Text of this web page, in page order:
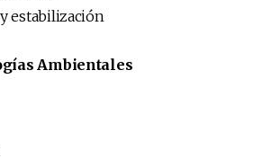
estabilización
Ambientales